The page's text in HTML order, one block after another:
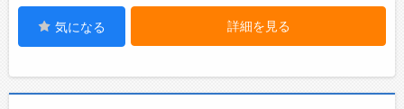
気になる 詳細を見る